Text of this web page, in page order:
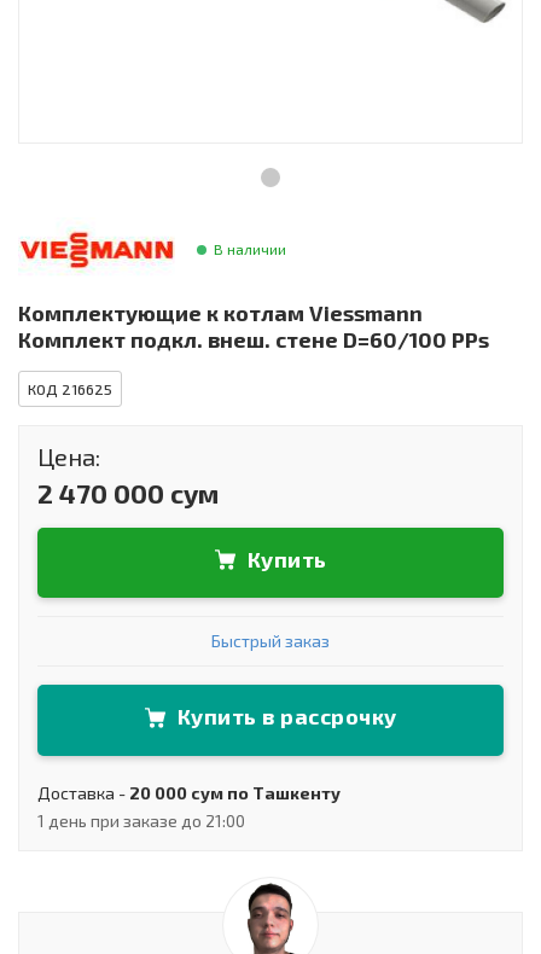
Сантехника В наличии
Комплектующие к котлам Viessmann
Комплект подкл. внеш. стене D=60/100 PPs
КОД 216625
Цена:
2 470 000 сум
Купить
Быстрый заказ
Купить в рассрочку
Доставка - 20 000 сум по Ташкенту
1 день при заказе до 21:00